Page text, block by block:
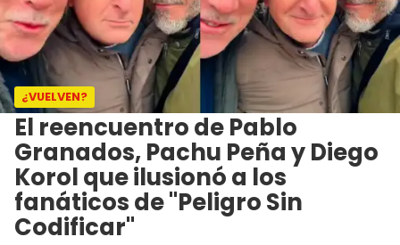
¿VUELVEN?
El reencuentro de Pablo
Granados, Pachu Peña y Diego
Korol que ilusionó a los
fanáticos de "Peligro Sin
Codificar"